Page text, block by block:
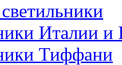
Италии и
Тиффани